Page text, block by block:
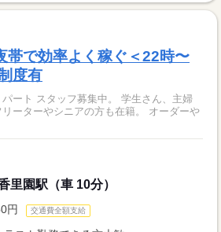
帯で効率よく稼ぐ＜22時〜
度有
タッフ募集中。 学生さん、主婦
ーやシニアの方も在籍。 オーダーや
里園駅（車 10分）
円 交通費全額支給